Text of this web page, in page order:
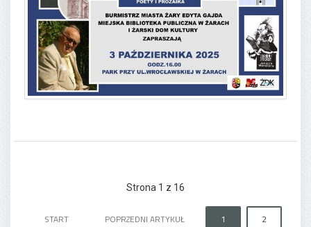
Strona 1 z 16
START POPRZEDNI ARTYKUŁ 1 2